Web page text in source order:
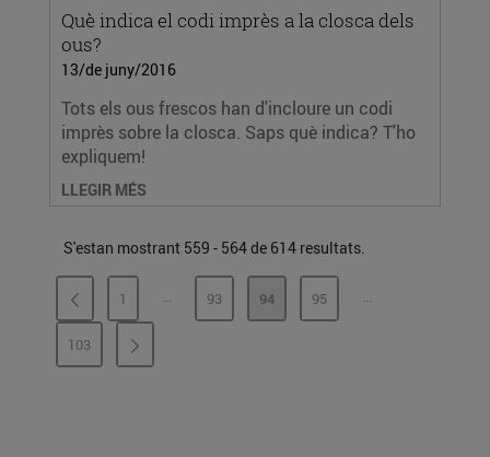
Què indica el codi imprès a la closca dels
ous?
13/de juny/2016
Tots els ous frescos han d'incloure un codi
imprès sobre la closca. Saps què indica? T'ho
expliquem!
LLEGIR MÉS
S'estan mostrant 559 - 564 de 614 resultats.
PÀGINA
1 ...PÀGINES INTERMÈDIES
PÀGINA
93 PÀGINA
94 PÀGINA
95 ...PÀGINES
PÀGINA
103